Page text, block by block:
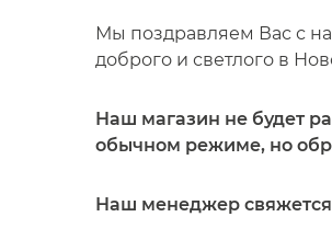
Мы поздравляем Вас с
доброго и светлого в
Наш магазин не будет
обычном режиме, но
Наш менеджер свяжется